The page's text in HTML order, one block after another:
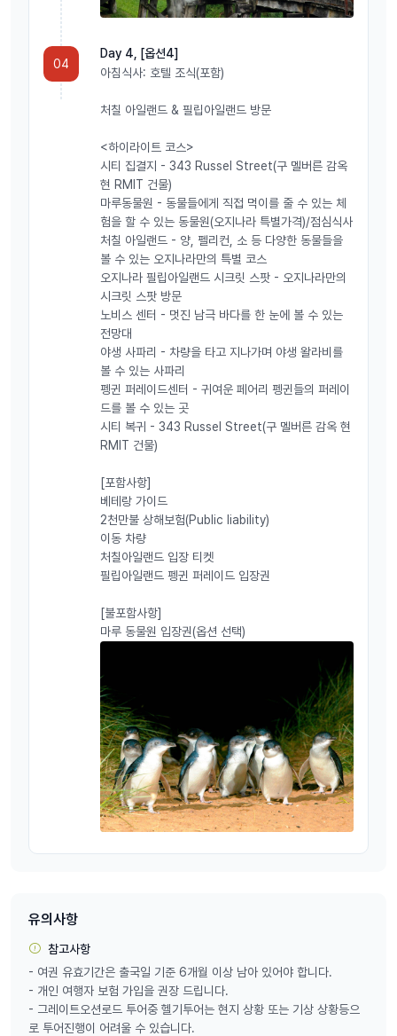
04
Day 4, [옵션4]
아침식사: 호텔 조식(포함)
처칠 아일랜드 & 필립아일랜드 방문
<하이라이트 코스>
시티 집결지 - 343 Russel Street(구 멜버른 감옥
현 RMIT 건물)
마루동물원 - 동물들에게 직접 먹이를 줄 수 있는 체
험을 할 수 있는 동물원(오지나라 특별가격)/점심식사
처칠 아일랜드 - 양, 펠리컨, 소 등 다양한 동물들을
볼 수 있는 오지나라만의 특별 코스
오지나라 필립아일랜드 시크릿 스팟 - 오지나라만의
시크릿 스팟 방문
노비스 센터 - 멋진 남극 바다를 한 눈에 볼 수 있는
전망대
야생 사파리 - 차량을 타고 지나가며 야생 왈라비를
볼 수 있는 사파리
펭귄 퍼레이드센터 - 귀여운 페어리 펭귄들의 퍼레이
드를 볼 수 있는 곳
시티 복귀 - 343 Russel Street(구 멜버른 감옥 현
RMIT 건물)
[포함사항]
베테랑 가이드
2천만불 상해보험(Public liability)
이동 차량
처칠아일랜드 입장 티켓
필립아일랜드 펭귄 퍼레이드 입장권
[불포함사항]
마루 동물원 입장권(옵션 선택)
유의사항
참고사항
- 여권 유효기간은 출국일 기준 6개월 이상 남아 있어야 합니다.
- 개인 여행자 보험 가입을 권장 드립니다.
- 그레이트오션로드 투어중 헬기투어는 현지 상황 또는 기상 상황등으
로 투어진행이 어려울 수 있습니다.